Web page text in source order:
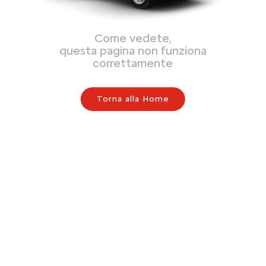
Come vedete,
questa pagina non funziona
correttamente
Torna alla Home